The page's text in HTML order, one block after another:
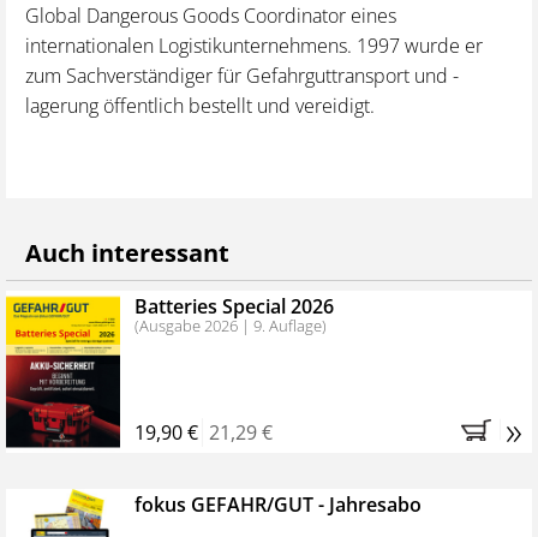
Global Dangerous Goods Coordinator eines
internationalen Logistikunternehmens. 1997 wurde er
zum Sachverständiger für Gefahrguttransport und -
lagerung öffentlich bestellt und vereidigt.
Auch interessant
Batteries Special 2026
(Ausgabe 2026 | 9. Auflage)
19,90 € 21,29 € »
fokus GEFAHR/GUT - Jahresabo